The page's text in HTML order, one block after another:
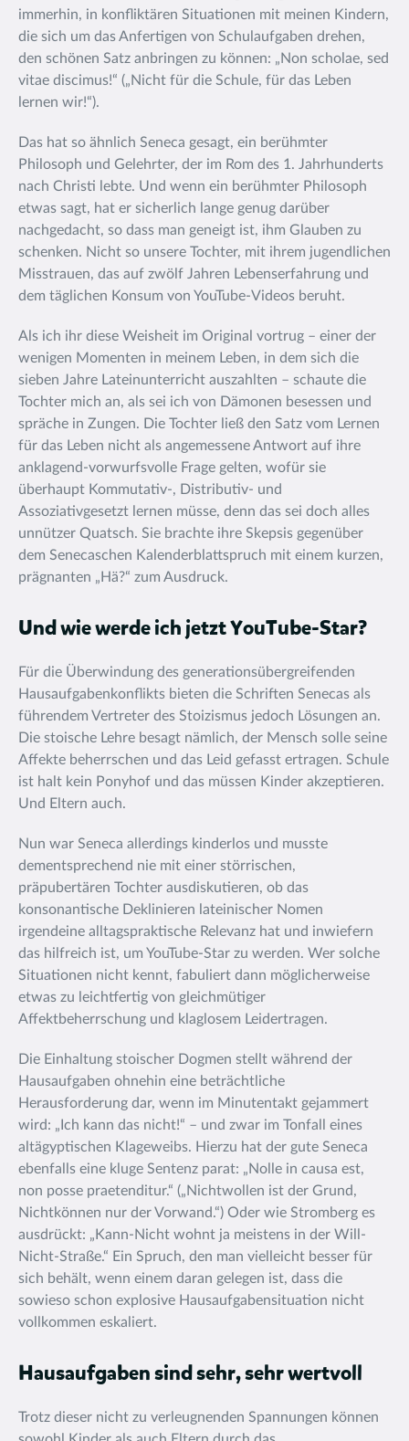
immerhin, in konfliktären Situationen mit meinen Kindern,
die sich um das Anfertigen von Schulaufgaben drehen,
den schönen Satz anbringen zu können: „Non scholae, sed
vitae discimus!“ („Nicht für die Schule, für das Leben
lernen wir!“).
Das hat so ähnlich Seneca gesagt, ein berühmter
Philosoph und Gelehrter, der im Rom des 1. Jahrhunderts
nach Christi lebte. Und wenn ein berühmter Philosoph
etwas sagt, hat er sicherlich lange genug darüber
nachgedacht, so dass man geneigt ist, ihm Glauben zu
schenken. Nicht so unsere Tochter, mit ihrem jugendlichen
Misstrauen, das auf zwölf Jahren Lebenserfahrung und
dem täglichen Konsum von YouTube-Videos beruht.
Als ich ihr diese Weisheit im Original vortrug – einer der
wenigen Momenten in meinem Leben, in dem sich die
sieben Jahre Lateinunterricht auszahlten – schaute die
Tochter mich an, als sei ich von Dämonen besessen und
spräche in Zungen. Die Tochter ließ den Satz vom Lernen
für das Leben nicht als angemessene Antwort auf ihre
anklagend-vorwurfsvolle Frage gelten, wofür sie
überhaupt Kommutativ-, Distributiv- und
Assoziativgesetzt lernen müsse, denn das sei doch alles
unnützer Quatsch. Sie brachte ihre Skepsis gegenüber
dem Senecaschen Kalenderblattspruch mit einem kurzen,
prägnanten „Hä?“ zum Ausdruck.
Und wie werde ich jetzt YouTube-Star?
Für die Überwindung des generationsübergreifenden
Hausaufgabenkonflikts bieten die Schriften Senecas als
führendem Vertreter des Stoizismus jedoch Lösungen an.
Die stoische Lehre besagt nämlich, der Mensch solle seine
Affekte beherrschen und das Leid gefasst ertragen. Schule
ist halt kein Ponyhof und das müssen Kinder akzeptieren.
Und Eltern auch.
Nun war Seneca allerdings kinderlos und musste
dementsprechend nie mit einer störrischen,
präpubertären Tochter ausdiskutieren, ob das
konsonantische Deklinieren lateinischer Nomen
irgendeine alltagspraktische Relevanz hat und inwiefern
das hilfreich ist, um YouTube-Star zu werden. Wer solche
Situationen nicht kennt, fabuliert dann möglicherweise
etwas zu leichtfertig von gleichmütiger
Affektbeherrschung und klaglosem Leidertragen.
Die Einhaltung stoischer Dogmen stellt während der
Hausaufgaben ohnehin eine beträchtliche
Herausforderung dar, wenn im Minutentakt gejammert
wird: „Ich kann das nicht!“ – und zwar im Tonfall eines
altägyptischen Klageweibs. Hierzu hat der gute Seneca
ebenfalls eine kluge Sentenz parat: „Nolle in causa est,
non posse praetenditur.“ („Nichtwollen ist der Grund,
Nichtkönnen nur der Vorwand.“) Oder wie Stromberg es
ausdrückt: „Kann-Nicht wohnt ja meistens in der Will-
Nicht-Straße.“ Ein Spruch, den man vielleicht besser für
sich behält, wenn einem daran gelegen ist, dass die
sowieso schon explosive Hausaufgabensituation nicht
vollkommen eskaliert.
Hausaufgaben sind sehr, sehr wertvoll
Trotz dieser nicht zu verleugnenden Spannungen können